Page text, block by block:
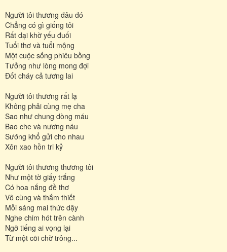
Người tôi thương đâu đó
Chẳng có gì giống tôi
Rất dại khờ yếu đuối
Tuổi thơ và tuổi mộng
Một cuộc sống phiêu bồng
Tưởng như lòng mong đợi
Đốt cháy cả tương lai
Người tôi thương rất lạ
Không phải cùng mẹ cha
Sao như chung dòng máu
Bao che và nương náu
Sướng khổ gửi cho nhau
Xôn xao hồn tri kỷ
Người tôi thương thương tôi
Như một tờ giấy trắng
Có hoa nắng đề thơ
Vô cùng và thắm thiết
Mỗi sáng mai thức dậy
Nghe chim hót trên cành
Ngỡ tiếng ai vọng lại
Từ một cõi chờ trông...